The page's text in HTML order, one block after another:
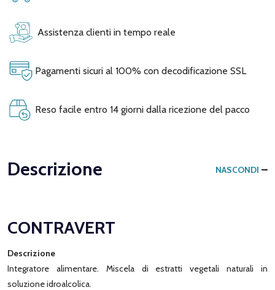
Assistenza clienti in tempo reale
Pagamenti sicuri al 100% con decodificazione SSL
Reso facile entro 14 giorni dalla ricezione del pacco
Descrizione NASCONDI
CONTRAVERT
Descrizione
Integratore alimentare. Miscela di estratti vegetali naturali in
soluzione idroalcolica.